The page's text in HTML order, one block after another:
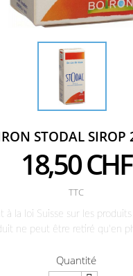
STODAL SIROP
18,50 CHF
TTC
à la loi Suisse sur les
ne peut être retiré qu'en
Quantité